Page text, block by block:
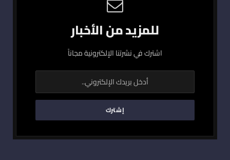
للمزيد من الأخبار
اشترك في نشرتنا الإلكترونية مجاناً